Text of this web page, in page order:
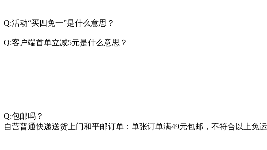
Q:活动“买四免一”是什么意思？
Q:客户端首单立减5元是什么意思？
Q:包邮吗？
自营普通快递送货上门和平邮订单：单张订单满49元包邮，不符合以上免